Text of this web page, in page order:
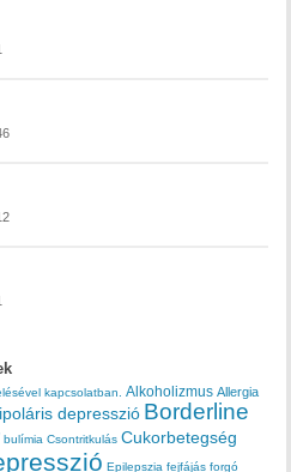
kapcsolatban. Alkoholizmus Allergia
depresszió Borderline
bulímia Csontritkulás Cukorbetegség
Epilepszia fejfájás forgó